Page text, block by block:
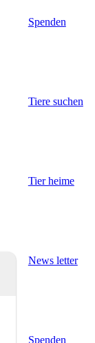
Spenden
Tiere suchen
Tier heime
News letter
Spenden